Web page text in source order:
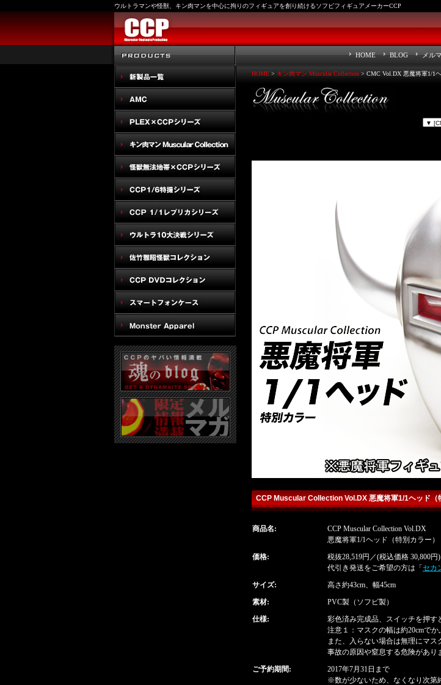
ウルトラマンや怪獣、キン肉マンを中心に拘りのフィギュアを創り続けるソフビフィギュアメーカーCCP
HOME BLOG メル
HOME > キン肉マン Muscular Collection > CMC Vol.DX 悪魔将軍1/1
CCP Muscular Collection Vol.DX 悪魔将軍1/1ヘッド（
detailq
buy
商品名:
CCP Muscular Collection Vol.DX
悪魔将軍1/1ヘッド（特別カラー）
価格:
税抜28,519円／(税込価格 30,800円)
代引き発送をご希望の方は「 セカ
サイズ:
高さ約43cm、幅45cm
素材:
PVC製（ソフビ製）
仕様:
彩色済み完成品、スイッチを押す
注意１：マスクの幅は約20cmで
また、入らない場合は無理にマス
事故の原因や窒息する危険があり
ご予約期間:
2017年7月31日まで
※数が少ないため、なくなり次第